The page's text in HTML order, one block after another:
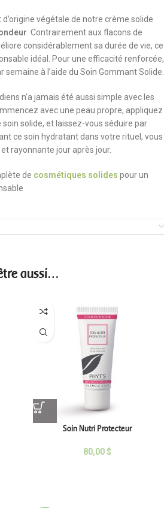
d’origine végétale de notre crème solide
. Contrairement aux flacons de
considérablement sa durée de vie, ce
idéal. Pour une efficacité renforcée,
semaine à l’aide du Soin Gommant Solide.
n’a jamais été aussi simple avec les
avec une peau propre, appliquez
solide, et laissez-vous séduire par
ce soin hydratant dans votre rituel, vous
rayonnante jour après jour.
de cosmétiques solides pour un
aussi…
Soin Nutri Protecteur
80,00$